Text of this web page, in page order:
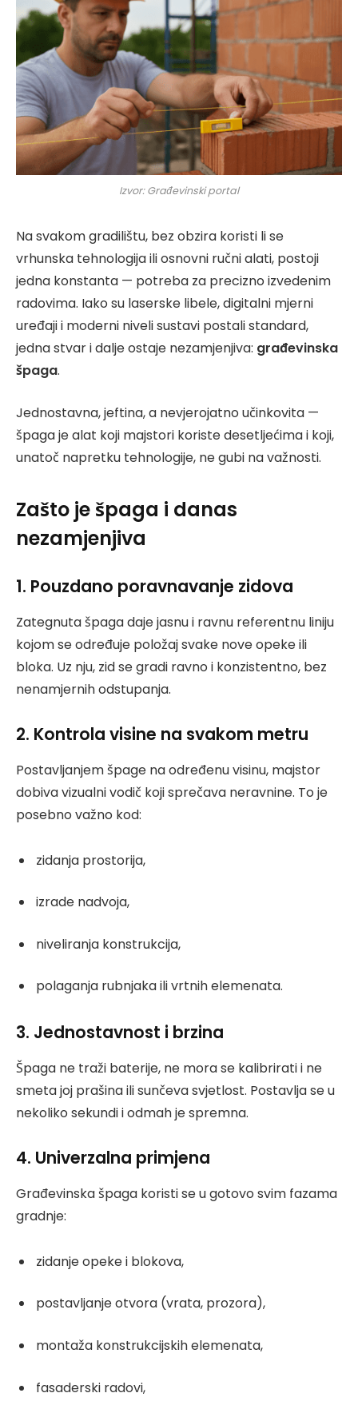
Izvor: Građevinski portal
Na svakom gradilištu, bez obzira koristi li se
vrhunska tehnologija ili osnovni ručni alati, postoji
jedna konstanta — potreba za precizno izvedenim
radovima. Iako su laserske libele, digitalni mjerni
uređaji i moderni niveli sustavi postali standard,
jedna stvar i dalje ostaje nezamjenjiva: građevinska
špaga.
Jednostavna, jeftina, a nevjerojatno učinkovita —
špaga je alat koji majstori koriste desetljećima i koji,
unatoč napretku tehnologije, ne gubi na važnosti.
Zašto je špaga i danas
nezamjenjiva
1. Pouzdano poravnavanje zidova
Zategnuta špaga daje jasnu i ravnu referentnu liniju
kojom se određuje položaj svake nove opeke ili
bloka. Uz nju, zid se gradi ravno i konzistentno, bez
nenamjernih odstupanja.
2. Kontrola visine na svakom metru
Postavljanjem špage na određenu visinu, majstor
dobiva vizualni vodič koji sprečava neravnine. To je
posebno važno kod:
zidanja prostorija,
izrade nadvoja,
niveliranja konstrukcija,
polaganja rubnjaka ili vrtnih elemenata.
3. Jednostavnost i brzina
Špaga ne traži baterije, ne mora se kalibrirati i ne
smeta joj prašina ili sunčeva svjetlost. Postavlja se u
nekoliko sekundi i odmah je spremna.
4. Univerzalna primjena
Građevinska špaga koristi se u gotovo svim fazama
gradnje:
zidanje opeke i blokova,
postavljanje otvora (vrata, prozora),
montaža konstrukcijskih elemenata,
fasaderski radovi,